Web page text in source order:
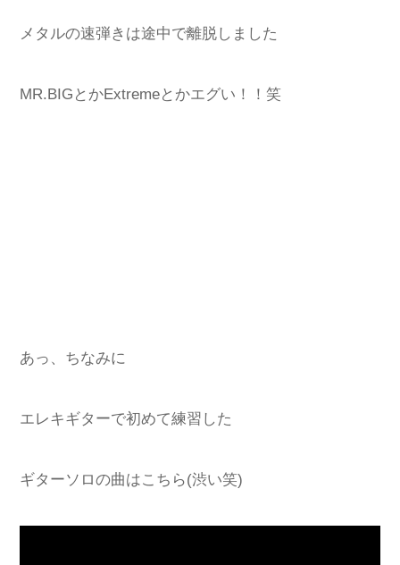
メタルの速弾きは途中で離脱しました
MR.BIGとかExtremeとかエグい！！笑
あっ、ちなみに
エレキギターで初めて練習した
ギターソロの曲はこちら(渋い笑)